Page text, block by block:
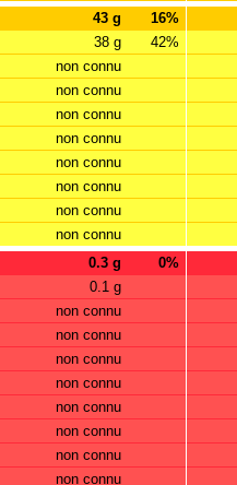
43 g
16%
38 g
42%
non connu
non connu
non connu
non connu
non connu
non connu
non connu
non connu
0.3 g
0%
0.1 g
non connu
non connu
non connu
non connu
non connu
non connu
non connu
non connu